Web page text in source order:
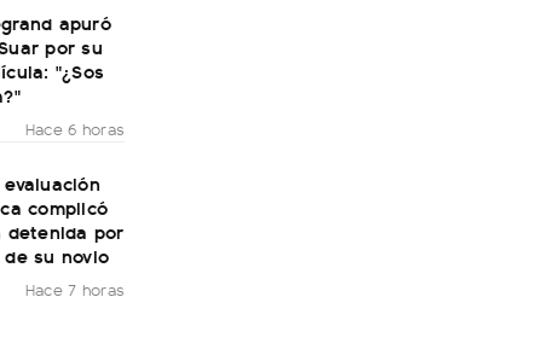
apuró
por su
"¿Sos
Hace 6 horas
complicó
detenida por
su novio
Hace 7 horas